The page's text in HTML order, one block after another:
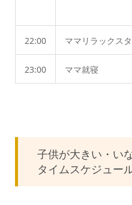
22:00 ママリラックス
23:00 ママ就寝
子供が大きい・い
タイムスケジュー